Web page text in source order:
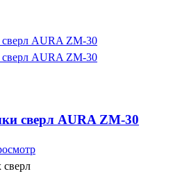
сверл AURA ZM-30
сверл